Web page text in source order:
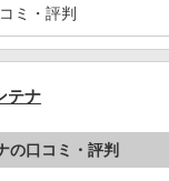
ミ・評判
テナ
の口コミ・評判